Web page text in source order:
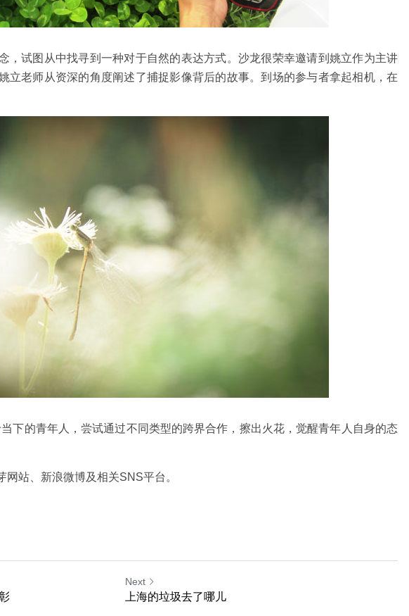
，试图从中找寻到一种对于自然的表达方式。沙龙很荣幸邀请到姚立作为主讲
立老师从资深的角度阐述了捕捉影像背后的故事。到场的参与者拿起相机，在
下的青年人，尝试通过不同类型的跨界合作，擦出火花，觉醒青年人自身的态
站、新浪微博及相关SNS平台。
Next
上海的垃圾去了哪儿